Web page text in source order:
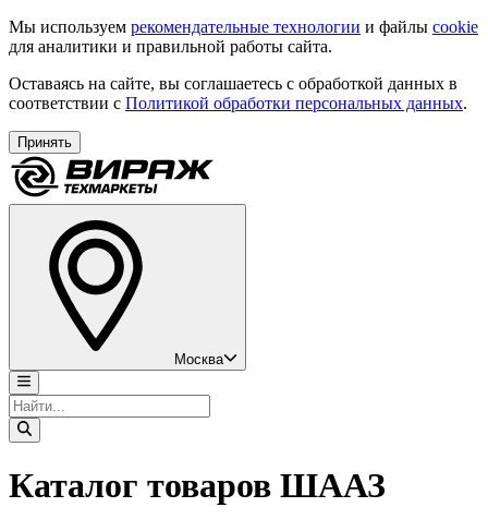
Мы используем рекомендательные технологии и файлы cookie
для аналитики и правильной работы сайта.
Оставаясь на сайте, вы соглашаетесь с обработкой данных в
соответствии с Политикой обработки персональных данных.
Принять
Москва
Каталог товаров ШААЗ